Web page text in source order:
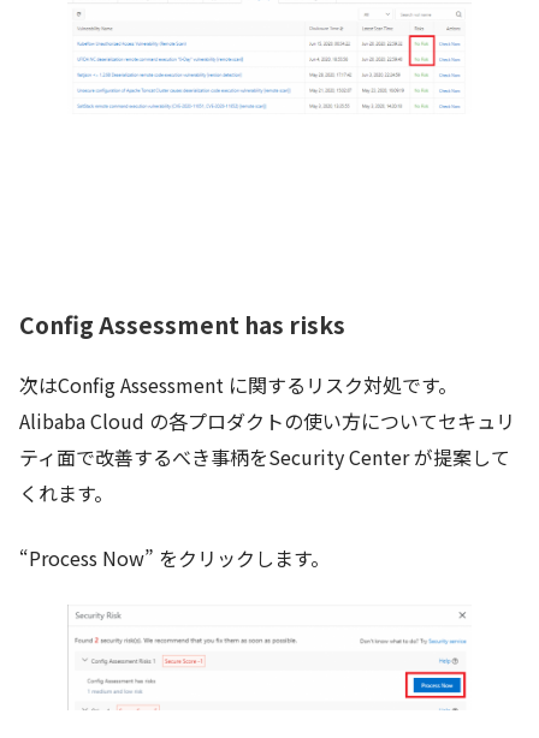
Config Assessment has risks
次はConfig Assessment に関するリスク対処です。
Alibaba Cloud の各プロダクトの使い方についてセキュリ
ティ面で改善するべき事柄をSecurity Center が提案して
くれます。
“Process Now” をクリックします。